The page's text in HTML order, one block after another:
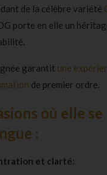
de la célèbre variété
porte en elle un
garantit une
de premier ordre.
où elle se
:
et clarté: